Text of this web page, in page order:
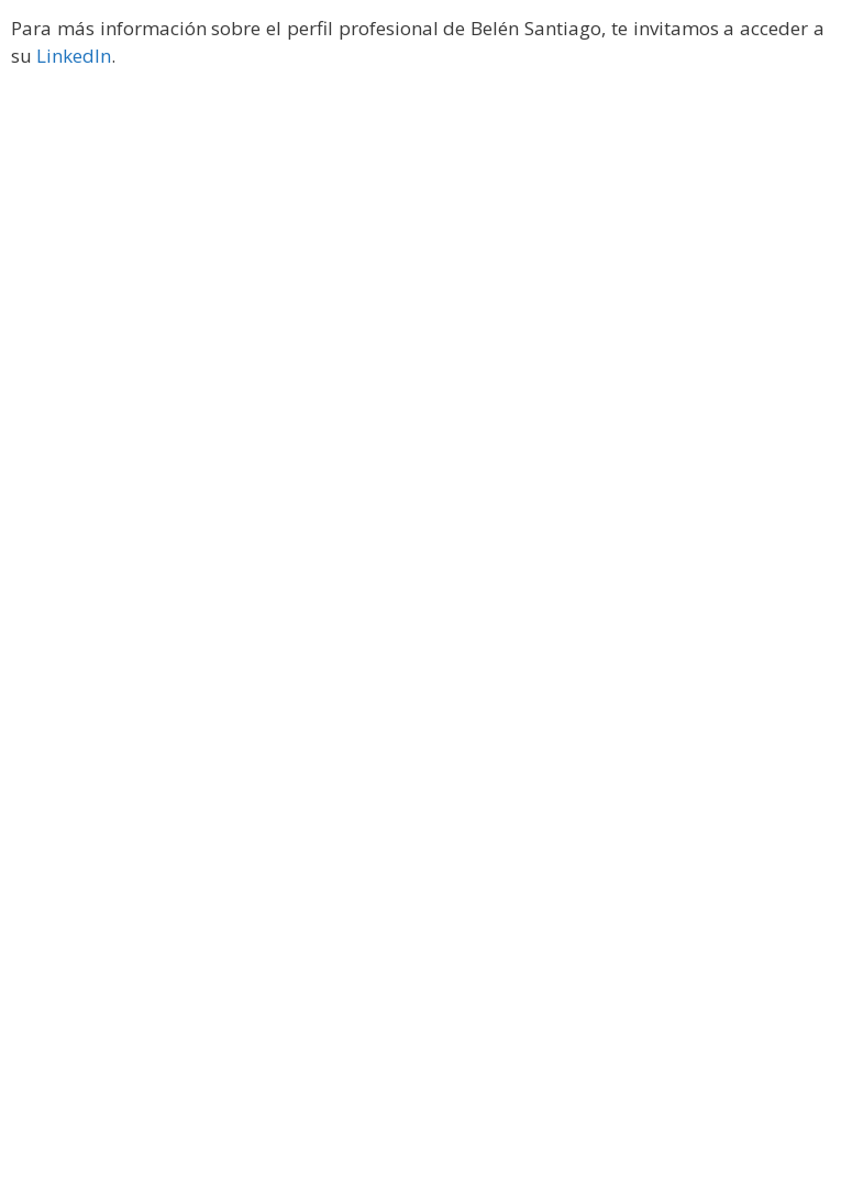
Para más información sobre el perfil profesional de Belén Santiago, te invitamos a acceder a
su LinkedIn.